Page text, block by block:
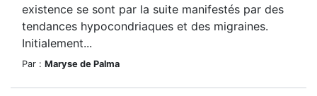
existence se sont par la suite manifestés par des
tendances hypocondriaques et des migraines.
Initialement...
Par : Maryse de Palma